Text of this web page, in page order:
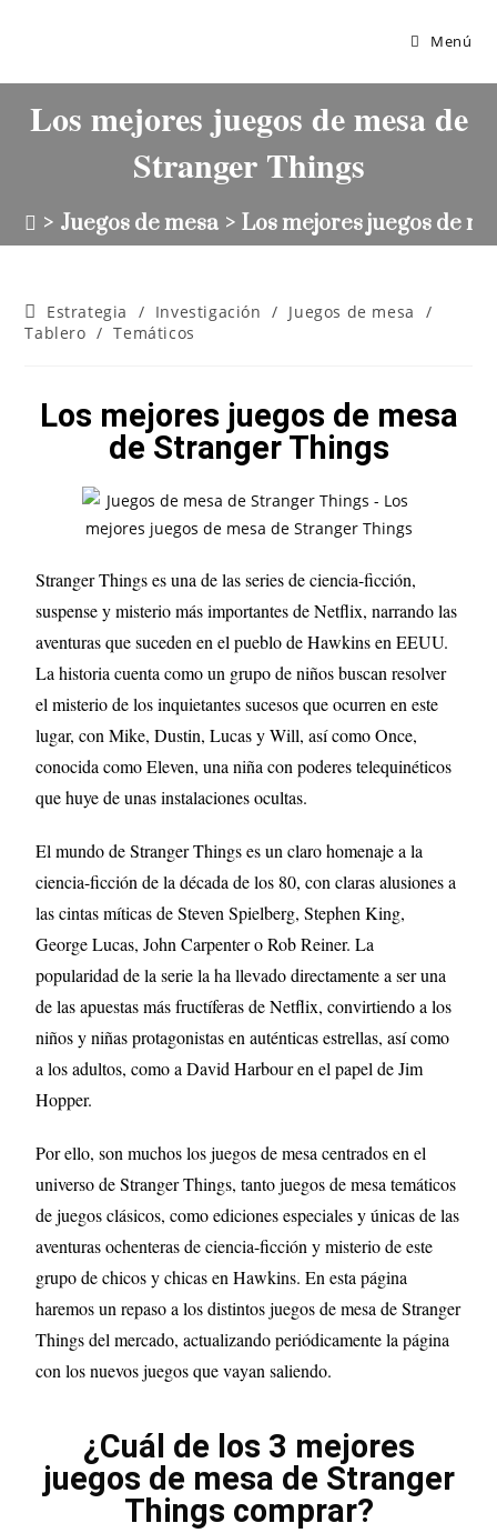
Menú
Los mejores juegos de mesa de
Stranger Things
> Juegos de mesa > Los mejores juegos de
Estrategia / Investigación / Juegos de mesa
/
Tablero / Temáticos
Los mejores juegos de mesa
de Stranger Things
Stranger Things es una de las series de ciencia-ficción,
suspense y misterio más importantes de Netflix, narrando las
aventuras que suceden en el pueblo de Hawkins en EEUU.
La historia cuenta como un grupo de niños buscan resolver
el misterio de los inquietantes sucesos que ocurren en este
lugar, con Mike, Dustin, Lucas y Will, así como Once,
conocida como Eleven, una niña con poderes telequinéticos
que huye de unas instalaciones ocultas.
El mundo de Stranger Things es un claro homenaje a la
ciencia-ficción de la década de los 80, con claras alusiones a
las cintas míticas de Steven Spielberg, Stephen King,
George Lucas, John Carpenter o Rob Reiner. La
popularidad de la serie la ha llevado directamente a ser una
de las apuestas más fructíferas de Netflix, convirtiendo a los
niños y niñas protagonistas en auténticas estrellas, así como
a los adultos, como a David Harbour en el papel de Jim
Hopper.
Por ello, son muchos los juegos de mesa centrados en el
universo de Stranger Things, tanto juegos de mesa temáticos
de juegos clásicos, como ediciones especiales y únicas de las
aventuras ochenteras de ciencia-ficción y misterio de este
grupo de chicos y chicas en Hawkins. En esta página
haremos un repaso a los distintos juegos de mesa de Stranger
Things del mercado, actualizando periódicamente la página
con los nuevos juegos que vayan saliendo.
¿Cuál de los 3 mejores
juegos de mesa de Stranger
Things comprar?